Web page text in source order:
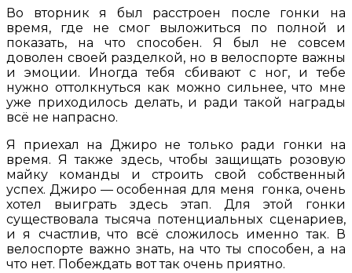
Во вторник я был расстроен после гонки на
время, где не смог выложиться по полной и
показать, на что способен. Я был не совсем
доволен своей разделкой, но в велоспорте важны
и эмоции. Иногда тебя сбивают с ног, и тебе
нужно оттолкнуться как можно сильнее, что мне
уже приходилось делать, и ради такой награды
всё не напрасно.
Я приехал на Джиро не только ради гонки на
время. Я также здесь, чтобы защищать розовую
майку команды и строить свой собственный
успех. Джиро — особенная для меня гонка, очень
хотел выиграть здесь этап. Для этой гонки
существовала тысяча потенциальных сценариев,
и я счастлив, что всё сложилось именно так. В
велоспорте важно знать, на что ты способен, а на
что нет. Побеждать вот так очень приятно.